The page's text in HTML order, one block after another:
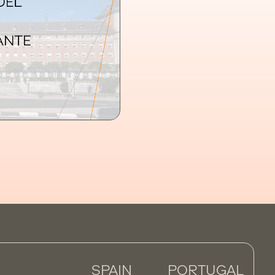
SPAIN PORTUGAL